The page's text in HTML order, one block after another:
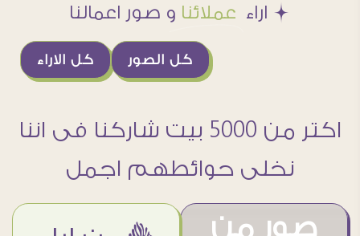
Æ اراء عملائنا و صور اعمالنا
كل الاراء كل الصور
اكتر من 5000 بيت شاركنا فى اننا
نخلى حوائطهم اجمل
صور من